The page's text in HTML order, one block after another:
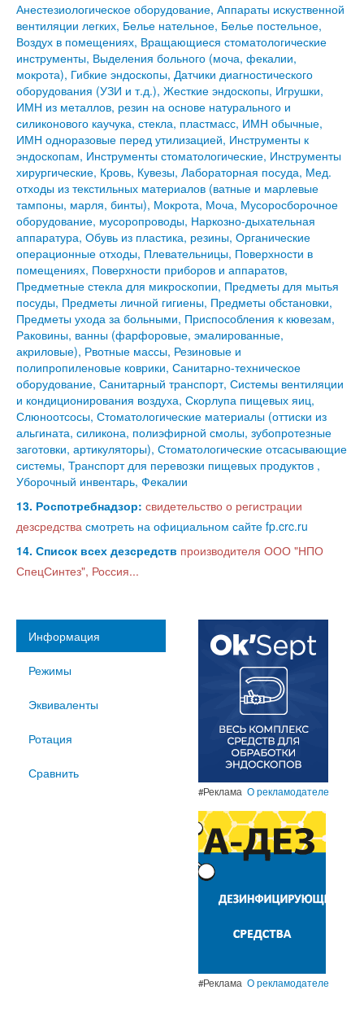
Анестезиологическое оборудование, Аппараты искуственной
вентиляции легких, Белье нательное, Белье постельное,
Воздух в помещениях, Вращающиеся стоматологические
инструменты, Выделения больного (моча, фекалии,
мокрота), Гибкие эндоскопы, Датчики диагностического
оборудования (УЗИ и т.д.), Жесткие эндоскопы, Игрушки,
ИМН из металлов, резин на основе натурального и
силиконового каучука, стекла, пластмасс, ИМН обычные,
ИМН одноразовые перед утилизацией, Инструменты к
эндоскопам, Инструменты стоматологические, Инструменты
хирургические, Кровь, Кувезы, Лабораторная посуда, Мед.
отходы из текстильных материалов (ватные и марлевые
тампоны, марля, бинты), Мокрота, Моча, Мусоросборочное
оборудование, мусоропроводы, Наркозно-дыхательная
аппаратура, Обувь из пластика, резины, Органические
операционные отходы, Плевательницы, Поверхности в
помещениях, Поверхности приборов и аппаратов,
Предметные стекла для микроскопии, Предметы для мытья
посуды, Предметы личной гигиены, Предметы обстановки,
Предметы ухода за больными, Приспособления к кювезам,
Раковины, ванны (фарфоровые, эмалированные,
акриловые), Рвотные массы, Резиновые и
полипропиленовые коврики, Санитарно-техническое
оборудование, Санитарный транспорт, Системы вентиляции
и кондиционирования воздуха, Скорлупа пищевых яиц,
Слюноотсосы, Стоматологические материалы (оттиски из
альгината, силикона, полиэфирной смолы, зубопротезные
заготовки, артикуляторы), Стоматологические отсасывающие
системы, Транспорт для перевозки пищевых продуктов ,
Уборочный инвентарь, Фекалии
13. Роспотребнадзор: свидетельство о регистрации
дезсредства смотреть на официальном сайте fp.crc.ru
14. Список всех дезсредств производителя ООО "НПО
СпецСинтез", Россия...
Информация
Режимы
Эквиваленты
Ротация
Сравнить
#Реклама О рекламодателе
#Реклама О рекламодателе